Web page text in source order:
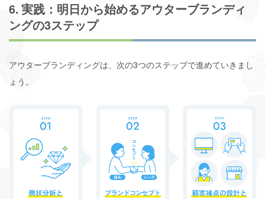
6. 実践：明日から始めるアウターブランディ
ングの3ステップ
アウターブランディングは、次の3つのステップで進めていきまし
ょう。